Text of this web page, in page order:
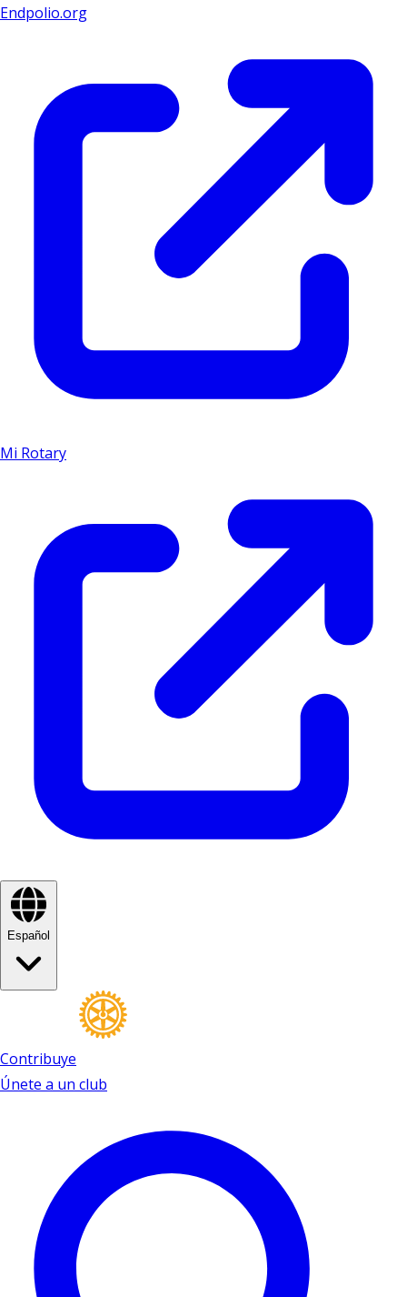
Endpolio.org
Mi Rotary
Español
Contribuye
Únete a un club